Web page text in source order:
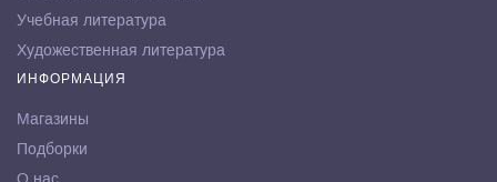
Учебная литература
Художественная литература
ИНФОРМАЦИЯ
Магазины
Подборки